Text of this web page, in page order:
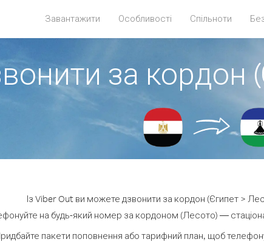
Завантажити Особливості Спільноти
за кордон
Із Viber Out ви можете дзвонити за кордон (Єгипет >
на будь-який номер за кордоном (Лесото) —
пакети поповнення або тарифний план, щоб